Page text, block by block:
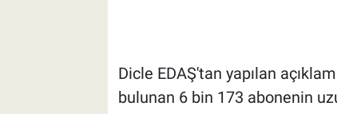
Dicle EDAŞ'tan yapılan
bulunan 6 bin 173 abonenin